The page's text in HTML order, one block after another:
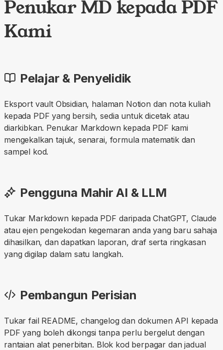
Penukar MD kepada PDF
Kami
Pelajar & Penyelidik
Eksport vault Obsidian, halaman Notion dan nota kuliah
kepada PDF yang bersih, sedia untuk dicetak atau
diarkibkan. Penukar Markdown kepada PDF kami
mengekalkan tajuk, senarai, formula matematik dan
sampel kod.
Pengguna Mahir AI & LLM
Tukar Markdown kepada PDF daripada ChatGPT, Claude
atau ejen pengekodan kegemaran anda yang baru sahaja
dihasilkan, dan dapatkan laporan, draf serta ringkasan
yang digilap dalam satu langkah.
Pembangun Perisian
Tukar fail README, changelog dan dokumen API kepada
PDF yang boleh dikongsi tanpa perlu bergelut dengan
rantaian alat penerbitan. Blok kod berpagar dan jadual